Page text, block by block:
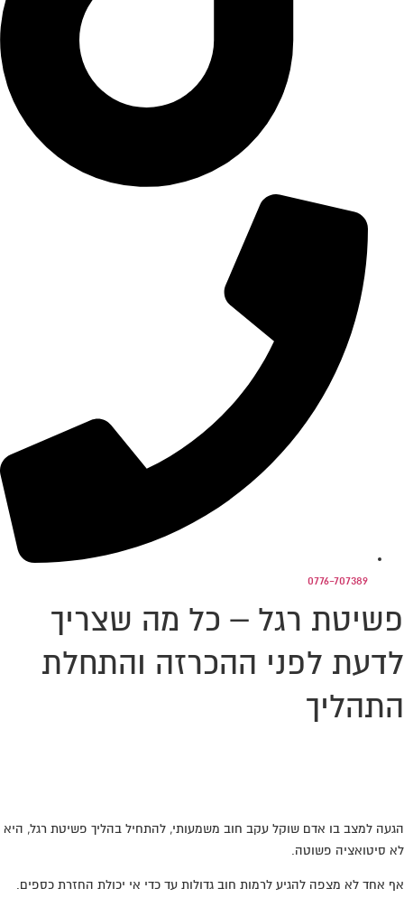
0776-707389
פשיטת רגל – כל מה שצריך
לדעת לפני ההכרזה והתחלת
התהליך
הגעה למצב בו אדם שוקל עקב חוב משמעותי, להתחיל בהליך פשיטת רגל, היא
לא סיטואציה פשוטה.
אף אחד לא מצפה להגיע לרמות חוב גדולות עד כדי אי יכולת החזרת כספים.